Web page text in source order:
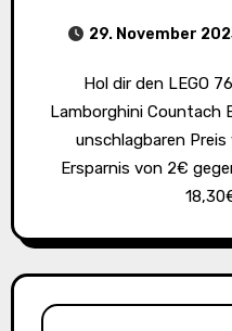
29. November
Hol dir den LEGO 76908 Speed Champions
Lamborghini Countach
unschlagbaren
Ersparnis von 2€